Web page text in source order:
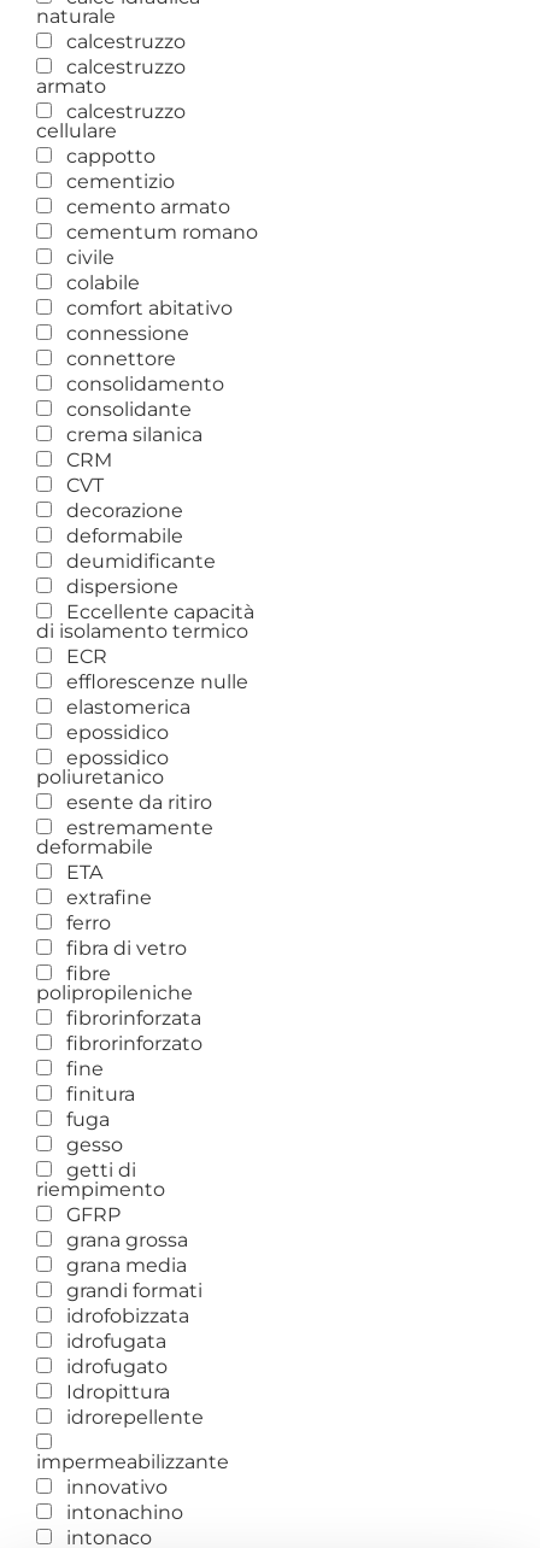
naturale
calcestruzzo
calcestruzzo
armato
calcestruzzo
cellulare
cappotto
cementizio
cemento armato
cementum romano
civile
colabile
comfort abitativo
connessione
connettore
consolidamento
consolidante
crema silanica
CRM
CVT
decorazione
deformabile
deumidificante
dispersione
Eccellente capacità
di isolamento termico
ECR
efflorescenze nulle
elastomerica
epossidico
epossidico
poliuretanico
esente da ritiro
estremamente
deformabile
ETA
extrafine
ferro
fibra di vetro
fibre
polipropileniche
fibrorinforzata
fibrorinforzato
fine
finitura
fuga
gesso
getti di
riempimento
GFRP
grana grossa
grana media
grandi formati
idrofobizzata
idrofugata
idrofugato
Idropittura
idrorepellente
impermeabilizzante
innovativo
intonachino
intonaco